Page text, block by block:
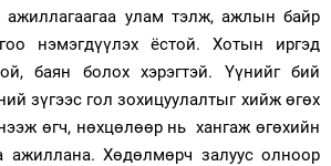
ажиллагаагаа улам тэлж, ажлын байр
нэмэгдүүлэх ёстой. Хотын иргэд
баян болох хэрэгтэй. Үүнийг бий
зүгээс гол зохицуулалтыг хийж өгөх
өгч, нөхцөлөөр нь хангаж өгөхийн
ажиллана. Хөдөлмөрч залуус олноор